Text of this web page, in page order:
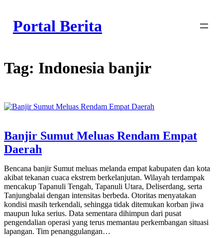
content
Portal Berita
Tag: Indonesia banjir
Banjir Sumut Meluas Rendam Empat
Daerah
Bencana banjir Sumut meluas melanda empat kabupaten dan kota
akibat tekanan cuaca ekstrem berkelanjutan. Wilayah terdampak
mencakup Tapanuli Tengah, Tapanuli Utara, Deliserdang, serta
Tanjungbalai dengan intensitas berbeda. Otoritas menyatakan
kondisi masih terkendali, sehingga tidak ditemukan korban jiwa
maupun luka serius. Data sementara dihimpun dari pusat
pengendalian operasi yang terus memantau perkembangan situasi
lapangan. Tim penanggulangan…